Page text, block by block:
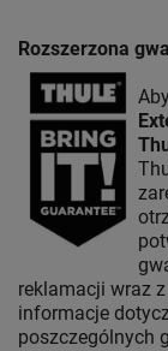
Rozszerzona
reklamacji wraz
informacje
poszczególnych